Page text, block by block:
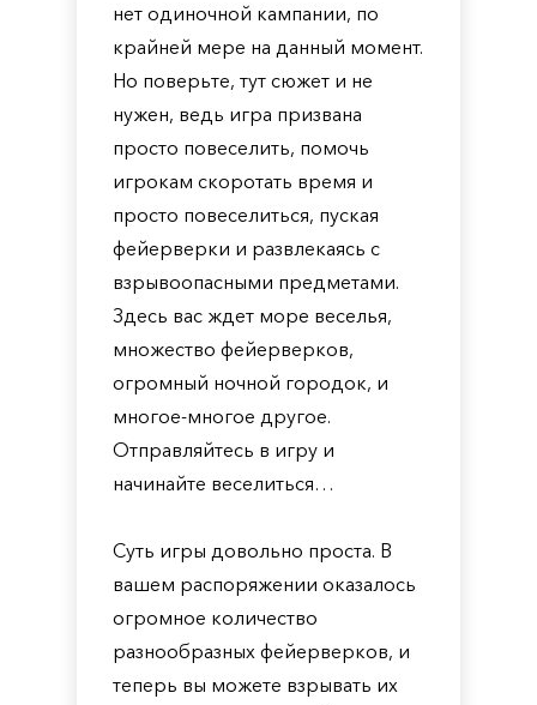
нет одиночной кампании, по
крайней мере на данный момент.
Но поверьте, тут сюжет и не
нужен, ведь игра призвана
просто повеселить, помочь
игрокам скоротать время и
просто повеселиться, пуская
фейерверки и развлекаясь с
взрывоопасными предметами.
Здесь вас ждет море веселья,
множество фейерверков,
огромный ночной городок, и
многое-многое другое.
Отправляйтесь в игру и
начинайте веселиться…
Суть игры довольно проста. В
вашем распоряжении оказалось
огромное количество
разнообразных фейерверков, и
теперь вы можете взрывать их